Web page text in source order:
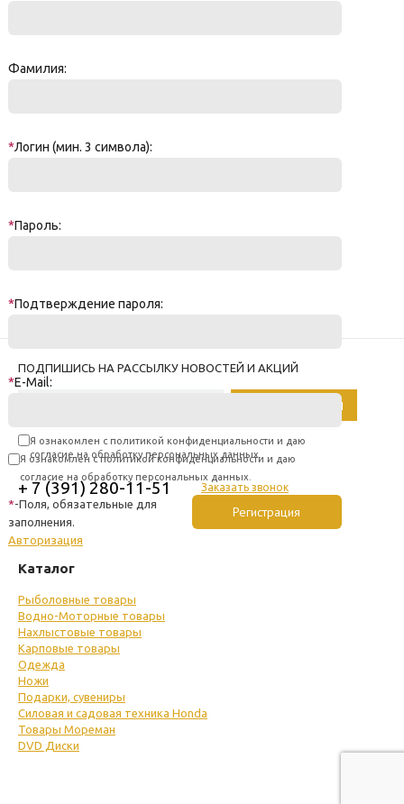
Фамилия:
*Логин (мин. 3 символа):
*Пароль:
*Подтверждение пароля:
*E-Mail:
Я ознакомлен с политикой конфиденциальности и даю
согласие на обработку персональных данных.
*-Поля, обязательные для
заполнения.
Авторизация
ПОДПИШИСЬ НА РАССЫЛКУ НОВОСТЕЙ И АКЦИЙ
Я ознакомлен с политикой конфиденциальности и даю
согласие на обработку персональных данных.
+ 7 (391) 280-11-51 Заказать звонок
Каталог
Рыболовные товары
Водно-Моторные товары
Нахлыстовые товары
Карповые товары
Одежда
Ножи
Подарки, сувениры
Силовая и садовая техника Honda
Товары Мореман
DVD Диски